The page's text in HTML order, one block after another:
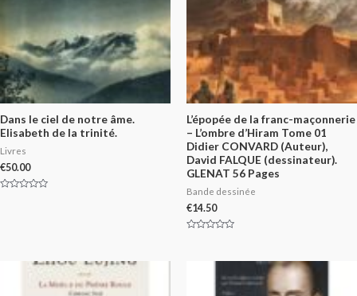
Dans le ciel de notre âme.
Elisabeth de la trinité.
Livres
€50.00
L’épopée de la franc-maçonnerie
– L’ombre d’Hiram Tome 01
Didier CONVARD (Auteur),
David FALQUE (dessinateur).
GLENAT 56 Pages
Bande dessinée
€14.50